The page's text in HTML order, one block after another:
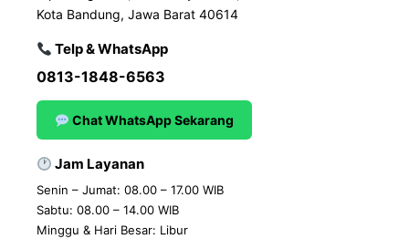
Kota Bandung, Jawa Barat 40614
Telp & WhatsApp
0813-1848-6563
Chat WhatsApp Sekarang
Jam Layanan
Senin – Jumat: 08.00 – 17.00 WIB
Sabtu: 08.00 – 14.00 WIB
Minggu & Hari Besar: Libur